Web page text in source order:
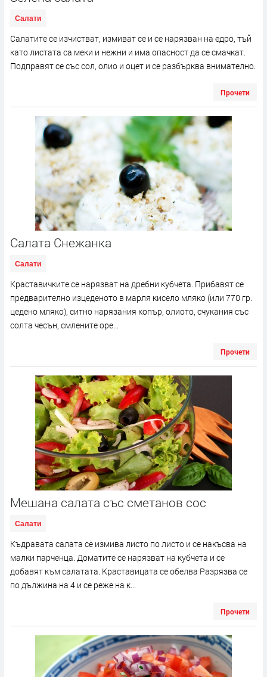
Салати
Салатите се изчистват, измиват се и се нарязван на едро, тъй
като листата са меки и нежни и има опасност да се смачкат.
Подправят се със сол, олио и оцет и се разбърква внимателно.
Прочети
Салата Снежанка
Салати
Краставичките се нарязват на дребни кубчета. Прибавят се
предварително изцеденото в марля кисело мляко (или 770 гр.
цедено мляко), ситно нарязания копър, олиото, счукания със
солта чесън, смлените оре...
Прочети
Мешана салата със сметанов сос
Салати
Къдравата салата се измива листо по листо и се накъсва на
малки парченца. Доматите се нарязват на кубчета и се
добавят към салатата. Краставицата се обелва Разрязва се
по дължина на 4 и се реже на к...
Прочети